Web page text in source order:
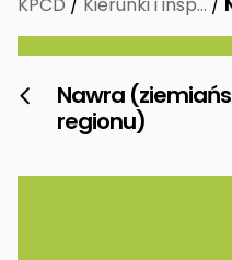

Nawra
regionu)